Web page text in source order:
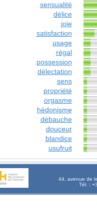
sensualité
délice
joie
satisfaction
usage
régal
possession
délectation
sens
propriété
orgasme
hédonisme
débauche
douceur
blandice
usufruit
44, avenue de
Tél. :